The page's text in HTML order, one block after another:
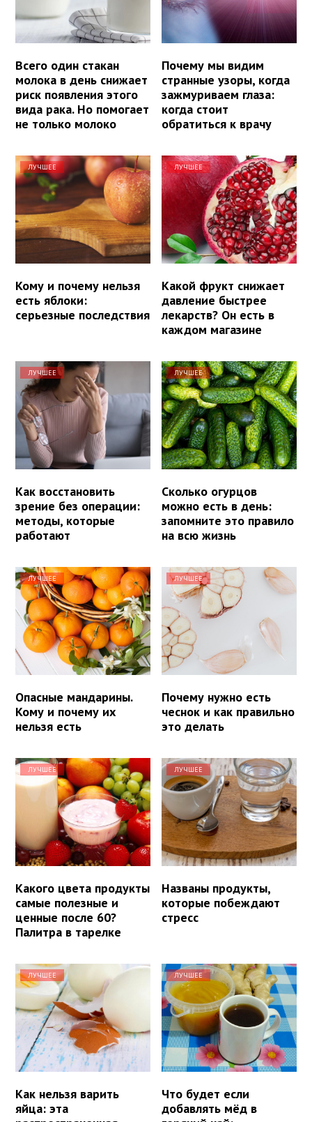
Всего один стакан
молока в день снижает
риск появления этого
вида рака. Но помогает
не только молоко
Почему мы видим
странные узоры, когда
зажмуриваем глаза:
когда стоит
обратиться к врачу
ЛУЧШЕЕ
Кому и почему нельзя
есть яблоки:
серьезные последствия
ЛУЧШЕЕ
Какой фрукт снижает
давление быстрее
лекарств? Он есть в
каждом магазине
ЛУЧШЕЕ
Как восстановить
зрение без операции:
методы, которые
работают
ЛУЧШЕЕ
Сколько огурцов
можно есть в день:
запомните это правило
на всю жизнь
ЛУЧШЕЕ
Опасные мандарины.
Кому и почему их
нельзя есть
ЛУЧШЕЕ
Почему нужно есть
чеснок и как правильно
это делать
ЛУЧШЕЕ
Какого цвета продукты
самые полезные и
ценные после 60?
Палитра в тарелке
ЛУЧШЕЕ
Названы продукты,
которые побеждают
стресс
ЛУЧШЕЕ
Как нельзя варить
яйца: эта
ЛУЧШЕЕ
Что будет если
добавлять мёд в